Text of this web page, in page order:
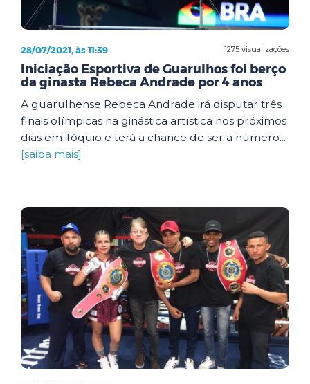
1275 visualizações
28/07/2021, às 11:39
Iniciação Esportiva de Guarulhos foi berço
da ginasta Rebeca Andrade por 4 anos
A guarulhense Rebeca Andrade irá disputar três
finais olímpicas na ginástica artística nos próximos
dias em Tóquio e terá a chance de ser a número...
[saiba mais]